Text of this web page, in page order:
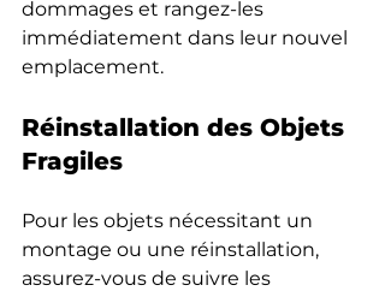
dommages et rangez-les
immédiatement dans leur nouvel
emplacement.
Réinstallation des Objets
Fragiles
Pour les objets nécessitant un
montage ou une réinstallation,
assurez-vous de suivre les